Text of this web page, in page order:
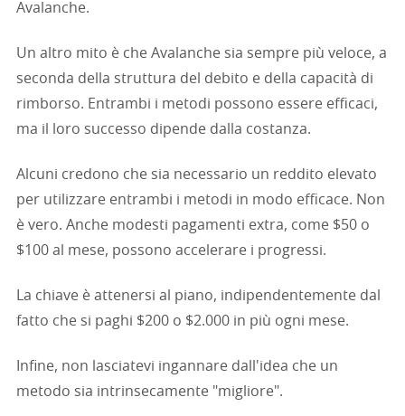
Avalanche.
Un altro mito è che Avalanche sia sempre più veloce, a
seconda della struttura del debito e della capacità di
rimborso. Entrambi i metodi possono essere efficaci,
ma il loro successo dipende dalla costanza.
Alcuni credono che sia necessario un reddito elevato
per utilizzare entrambi i metodi in modo efficace. Non
è vero. Anche modesti pagamenti extra, come $50 o
$100 al mese, possono accelerare i progressi.
La chiave è attenersi al piano, indipendentemente dal
fatto che si paghi $200 o $2.000 in più ogni mese.
Infine, non lasciatevi ingannare dall'idea che un
metodo sia intrinsecamente "migliore".